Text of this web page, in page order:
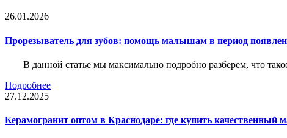
26.01.2026
Прорезыватель для зубов: помощь малышам в период
В данной статье мы максимально подробно разберем, что
Подробнее
27.12.2025
Керамогранит оптом в Краснодаре: где купить качественный